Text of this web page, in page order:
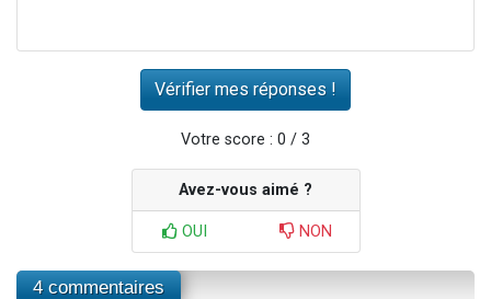
Votre score : 0 / 3
Avez-vous aimé ?
OUI NON
4 commentaires